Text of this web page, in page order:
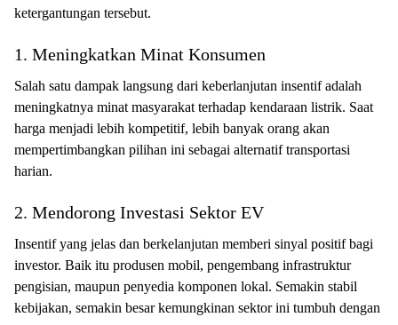
ketergantungan tersebut.
1. Meningkatkan Minat Konsumen
Salah satu dampak langsung dari keberlanjutan insentif adalah
meningkatnya minat masyarakat terhadap kendaraan listrik. Saat
harga menjadi lebih kompetitif, lebih banyak orang akan
mempertimbangkan pilihan ini sebagai alternatif transportasi
harian.
2. Mendorong Investasi Sektor EV
Insentif yang jelas dan berkelanjutan memberi sinyal positif bagi
investor. Baik itu produsen mobil, pengembang infrastruktur
pengisian, maupun penyedia komponen lokal. Semakin stabil
kebijakan, semakin besar kemungkinan sektor ini tumbuh dengan